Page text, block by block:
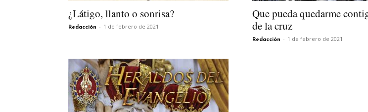
¿Látigo, llanto o sonrisa?
Redacción - 1 de febrero de 2021
Que pueda quedarme
de la cruz
Redacción - 1 de febrero de 2021